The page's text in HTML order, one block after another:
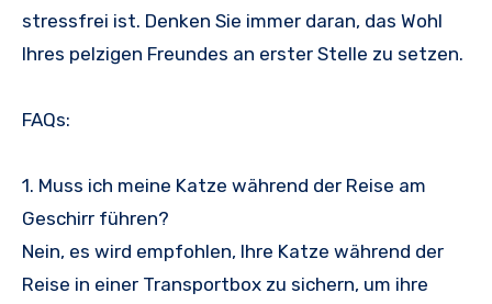
stressfrei ist. Denken Sie immer daran, das Wohl
Ihres pelzigen Freundes an erster Stelle zu setzen.
FAQs:
1. Muss ich meine Katze während der Reise am
Geschirr führen?
Nein, es wird empfohlen, Ihre Katze während der
Reise in einer Transportbox zu sichern, um ihre